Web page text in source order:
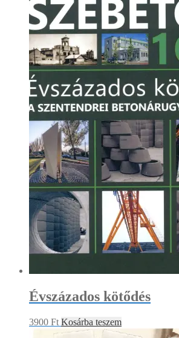
Évszázados kötődés
3900 Ft Kosárba teszem